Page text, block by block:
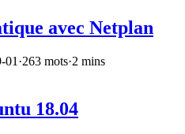
avec Netplan
01 ·263 mots·2 mins
18.04